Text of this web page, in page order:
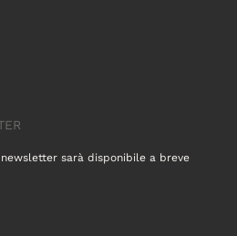
sarà disponibile a breve